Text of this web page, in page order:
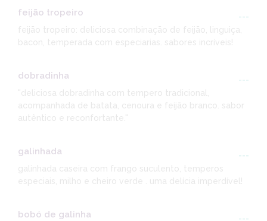
feijão tropeiro
---
feijão tropeiro: deliciosa combinação de feijão, linguiça,
bacon, temperada com especiarias. sabores incríveis!
dobradinha
---
"deliciosa dobradinha com tempero tradicional,
acompanhada de batata, cenoura e feijão branco. sabor
autêntico e reconfortante."
galinhada
---
galinhada caseira com frango suculento, temperos
especiais, milho e cheiro verde . uma delícia imperdível!
bobó de galinha
---